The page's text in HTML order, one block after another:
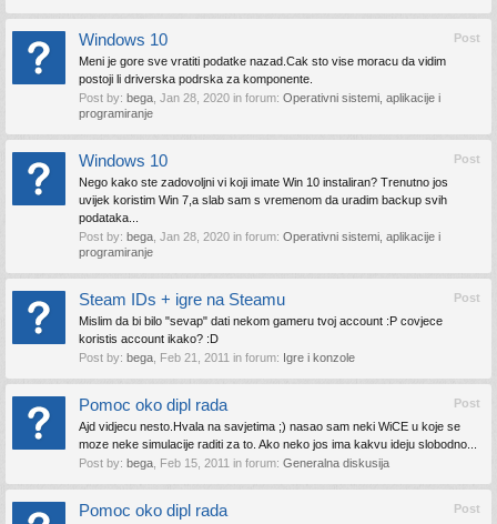
Post
Windows 10
Meni je gore sve vratiti podatke nazad.Cak sto vise moracu da vidim
postoji li driverska podrska za komponente.
Post by: bega Jan 28, 2020 in forum: Operativni sistemi, aplikacije i
programiranje
Post
Windows 10
Nego kako ste zadovoljni vi koji imate Win 10 instaliran? Trenutno jos
uvijek koristim Win 7,a slab sam s vremenom da uradim backup svih
podataka...
Post by: bega Jan 28, 2020 in forum: Operativni sistemi, aplikacije i
programiranje
Post
Steam IDs + igre na Steamu
Mislim da bi bilo "sevap" dati nekom gameru tvoj account :P covjece
koristis account ikako? :D
Post by: bega Feb 21, 2011 in forum: Igre i konzole
Post
Pomoc oko dipl rada
Ajd vidjecu nesto.Hvala na savjetima ;) nasao sam neki WiCE u koje se
moze neke simulacije raditi za to. Ako neko jos ima kakvu ideju slobodno...
Post by: bega Feb 15, 2011 in forum: Generalna diskusija
Post
Pomoc oko dipl rada